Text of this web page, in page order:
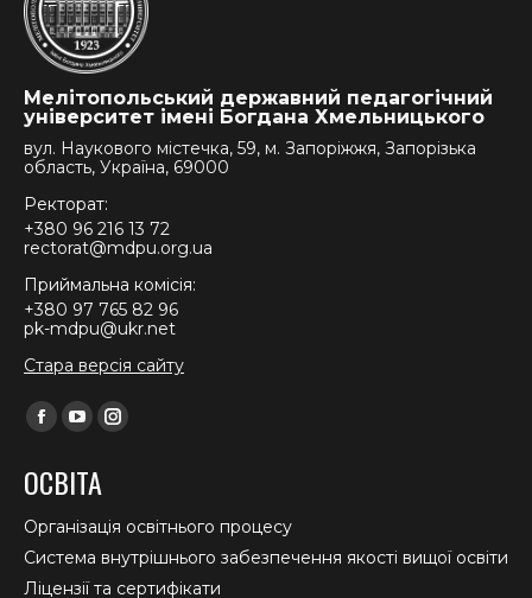
Мелітопольський державний педагогічний
університет імені Богдана Хмельницького
вул. Наукового містечка, 59, м. Запоріжжя, Запорізька
область, Україна, 69000
Ректорат:
+380 96 216 13 72
rectorat@mdpu.org.ua
Приймальна комісія:
+380 97 765 82 96
pk-mdpu@ukr.net
Стара версія сайту
Find us on:
Facebook
opens
in
new
window
YouTube
opens
in
new
window
Instagram
in
new
window
ОСВІТА
Організація освітнього процесу
Система внутрішнього забезпечення якості вищої освіти
Ліцензії та сертифікати